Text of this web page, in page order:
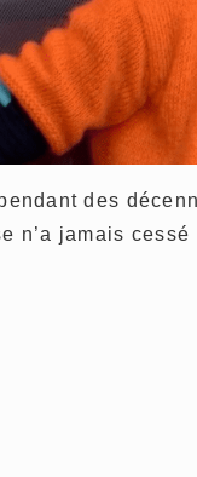
des
n’a jamais